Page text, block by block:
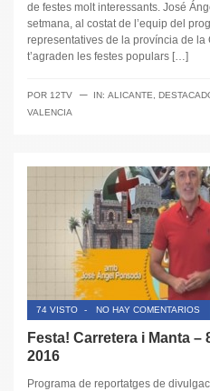
de festes molt interessants. José
setmana, al costat de l’equip del
representatives de la província de la
t’agraden les festes populars […]
POR 12TV ─ IN: ALICANTE
VALENCIA
74 VISTO - NO HAY COMENTARIOS
Festa! Carretera i Manta –
2016
Programa de reportatges de